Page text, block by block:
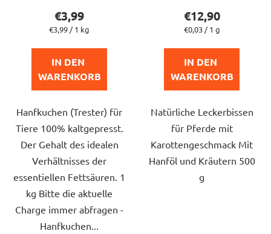
€3,99
Verkaufspreis:
€3,99 / 1 kg
IN DEN
WARENKORB
Hanfkuchen (Trester) für
Tiere 100% kaltgepresst.
Der Gehalt des idealen
Verhältnisses der
essentiellen Fettsäuren. 1
kg Bitte die aktuelle
Charge immer abfragen -
Hanfkuchen...
ist
von
5
Sternen.
€12,90
Verkaufspreis:
€0,03 / 1 g
IN DEN
WARENKORB
Natürliche Leckerbissen
für Pferde mit
Karottengeschmack Mit
Hanföl und Kräutern 500
g